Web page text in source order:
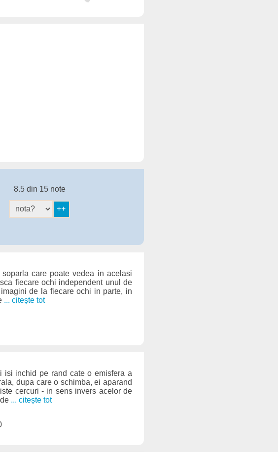
8.5 din 15 note
care poate vedea in acelasi
fiecare ochi independent unul de
de la fiecare ochi in parte, in
... citește tot
isi inchid pe rand cate o emisfera a
dupa care o schimba, ei aparand
cercuri - in sens invers acelor de
... citește tot